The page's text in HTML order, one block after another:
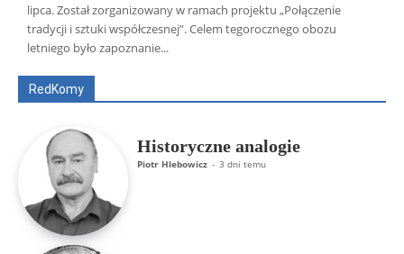
lipca. Został zorganizowany w ramach projektu „Połączenie
tradycji i sztuki współczesnej”. Celem tegorocznego obozu
letniego było zapoznanie...
RedKomy
Wszyscy Aleksander Borowik
Antoni Radczenko
Artur Płokszto
Grzegorz Górny
ks. Jarosław Wąsowicz SDB
Historyczne analogie
Piotr Hlebowicz - 3 dni temu